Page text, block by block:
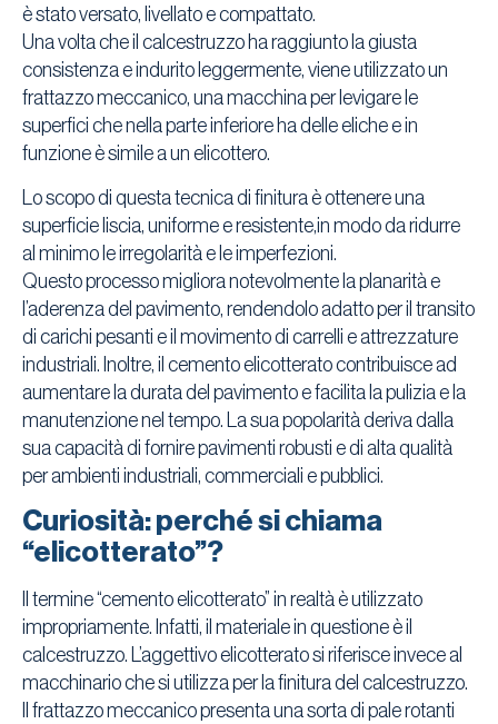
è stato versato, livellato e compattato.
Una volta che il calcestruzzo ha raggiunto la giusta
consistenza e indurito leggermente, viene utilizzato un
frattazzo meccanico, una macchina per levigare le
superfici che nella parte inferiore ha delle eliche e in
funzione è simile a un elicottero.
Lo scopo di questa tecnica di finitura è ottenere una
superficie liscia, uniforme e resistente,in modo da ridurre
al minimo le irregolarità e le imperfezioni.
Questo processo migliora notevolmente la planarità e
l’aderenza del pavimento, rendendolo adatto per il transito
di carichi pesanti e il movimento di carrelli e attrezzature
industriali. Inoltre, il cemento elicotterato contribuisce ad
aumentare la durata del pavimento e facilita la pulizia e la
manutenzione nel tempo. La sua popolarità deriva dalla
sua capacità di fornire pavimenti robusti e di alta qualità
per ambienti industriali, commerciali e pubblici.
Curiosità: perché si chiama
“elicotterato”?
Il termine “cemento elicotterato” in realtà è utilizzato
impropriamente. Infatti, il materiale in questione è il
calcestruzzo. L’aggettivo elicotterato si riferisce invece al
macchinario che si utilizza per la finitura del calcestruzzo.
Il frattazzo meccanico presenta una sorta di pale rotanti